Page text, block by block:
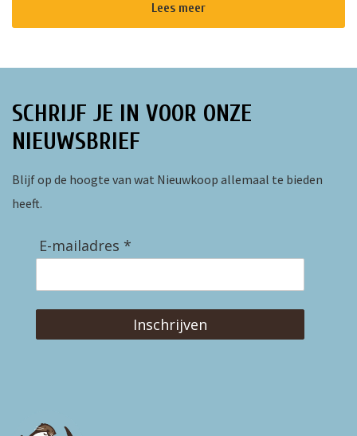
Lees meer
SCHRIJF JE IN VOOR ONZE
NIEUWSBRIEF
Blijf op de hoogte van wat Nieuwkoop allemaal te bieden
heeft.
E-mailadres *
Inschrijven